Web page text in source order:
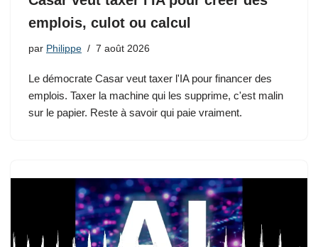
emplois, culot ou calcul
par Philippe 7 août 2026
Le démocrate Casar veut taxer l'IA pour financer des
emplois. Taxer la machine qui les supprime, c'est malin
sur le papier. Reste à savoir qui paie vraiment.